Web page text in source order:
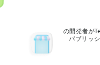
の開発者が
パブリッ